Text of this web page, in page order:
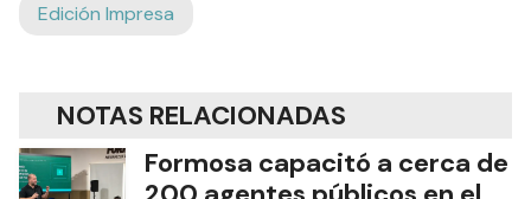
Edición Impresa
NOTAS RELACIONADAS
Formosa capacitó a cerca de